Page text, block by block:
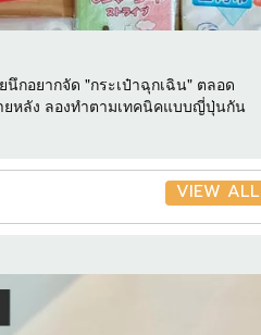
กอยากจัด "กระเป๋าฉุกเฉิน" ตลอด
ยหลัง ลองทำตามเทคนิคแบบญี่ปุ่นกัน
VIEW ALL